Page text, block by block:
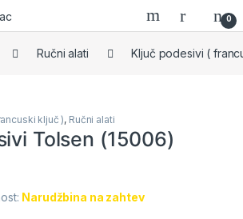
0
Ručni alati Ključ podesivi (
ključ ), Ručni alati
Tolsen (15006)
Narudžbina na zahtev